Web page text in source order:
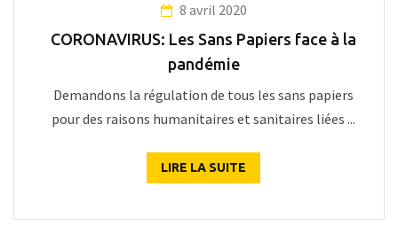
8 avril 2020
CORONAVIRUS: Les Sans Papiers face à la
pandémie
Demandons la régulation de tous les sans papiers
pour des raisons humanitaires et sanitaires liées ...
LIRE LA SUITE